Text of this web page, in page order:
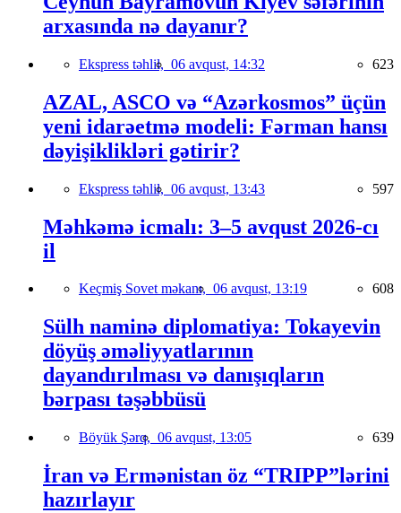
arxasında nə dayanır?
Ekspress təhlil, 06 avqust, 14:32 623
AZAL, ASCO və “Azərkosmos” üçün
yeni idarəetmə modeli: Fərman hansı
dəyişiklikləri gətirir?
Ekspress təhlil, 06 avqust, 13:43 597
Məhkəmə icmalı: 3–5 avqust 2026-cı
il
Keçmiş Sovet məkanı, 06 avqust, 13:19 608
Sülh naminə diplomatiya: Tokayevin
döyüş əməliyyatlarının
dayandırılması və danışıqların
bərpası təşəbbüsü
Böyük Şərq, 06 avqust, 13:05 639
İran və Ermənistan öz “TRIPP”lərini
hazırlayır